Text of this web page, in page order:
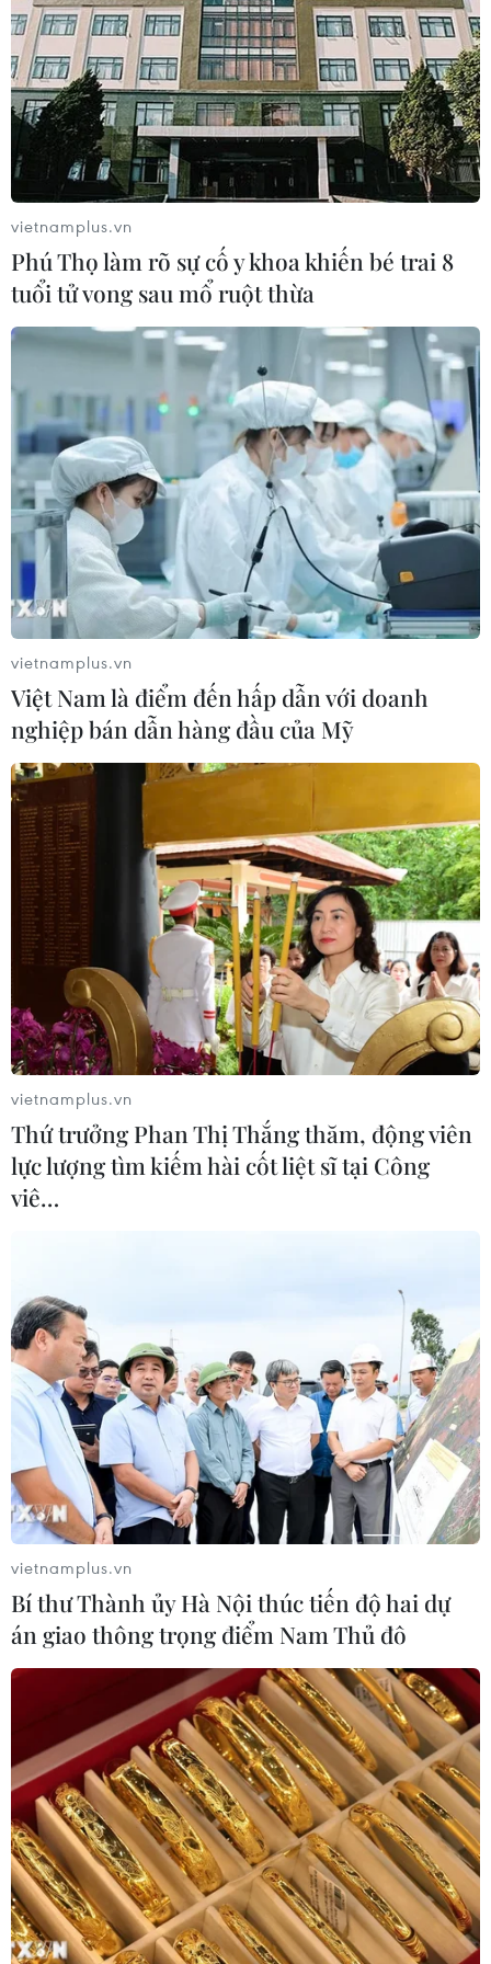
TIN CÙNG CHUYÊN MỤC
vietnamplus.vn
Phú Thọ làm rõ sự cố y khoa khiến bé trai 8
tuổi tử vong sau mổ ruột thừa
vietnamplus.vn
Việt Nam là điểm đến hấp dẫn với doanh
nghiệp bán dẫn hàng đầu của Mỹ
vietnamplus.vn
Thứ trưởng Phan Thị Thắng thăm, động viên
lực lượng tìm kiếm hài cốt liệt sĩ tại Công
viê…
vietnamplus.vn
Bí thư Thành ủy Hà Nội thúc tiến độ hai dự
án giao thông trọng điểm Nam Thủ đô